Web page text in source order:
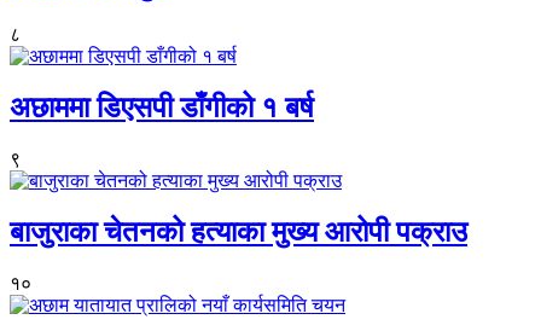
८
अछाममा डिएसपी डाँगीको १ बर्ष
९
बाजुराका चेतनको हत्याका मुख्य आरोपी पक्राउ
१०